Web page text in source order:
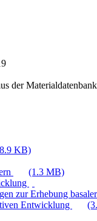
der
KB)
(1.3 MB)
zur Erhebung
Entwicklung